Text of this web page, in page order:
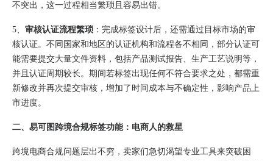
不突出，这一过程相当繁琐且容易出错。
5、 审核认证流程繁琐 ：完成标签设计后，还需通过目标市场的审
核认证。不同国家和地区的认证机构和流程各不相同，部分认证可
能需要提交大量文件资料，包括产品测试报告、生产工艺说明等，
并且认证周期较长。期间若标签出现任何不符合要求之处，都需重
新修改并再次提交审核，增加了时间成本与不确定性，影响产品上
市进度。
二、易可图跨境合规标签功能： 电商人的救星
跨境电商合规问题层出不穷，卖家们急切渴望专业工具来突破困